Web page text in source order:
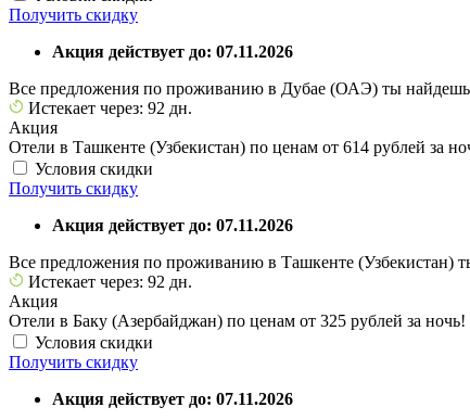
Получить скидку
Акция действует до: 07.11.2026
Все предложения по проживанию в Дубае (ОАЭ) ты найдешь
Истекает через: 92 дн.
Акция
Отели в Ташкенте (Узбекистан) по ценам от 614 рублей за
Условия скидки
Получить скидку
Акция действует до: 07.11.2026
Все предложения по проживанию в Ташкенте (Узбекистан)
Истекает через: 92 дн.
Акция
Отели в Баку (Азербайджан) по ценам от 325 рублей за ночь!
Условия скидки
Получить скидку
Акция действует до: 07.11.2026